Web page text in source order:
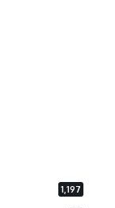
1,197